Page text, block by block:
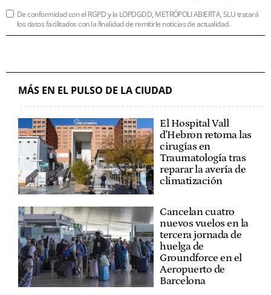
De conformidad con el RGPD y la LOPDGDD, METRÓPOLI ABIERTA, SLU tratará
los datos facilitados con la finalidad de remitirle noticias de actualidad.
MÁS EN EL PULSO DE LA CIUDAD
El Hospital Vall
d'Hebron retoma las
cirugías en
Traumatología tras
reparar la avería de
climatización
Cancelan cuatro
nuevos vuelos en la
tercera jornada de
huelga de
Groundforce en el
Aeropuerto de
Barcelona